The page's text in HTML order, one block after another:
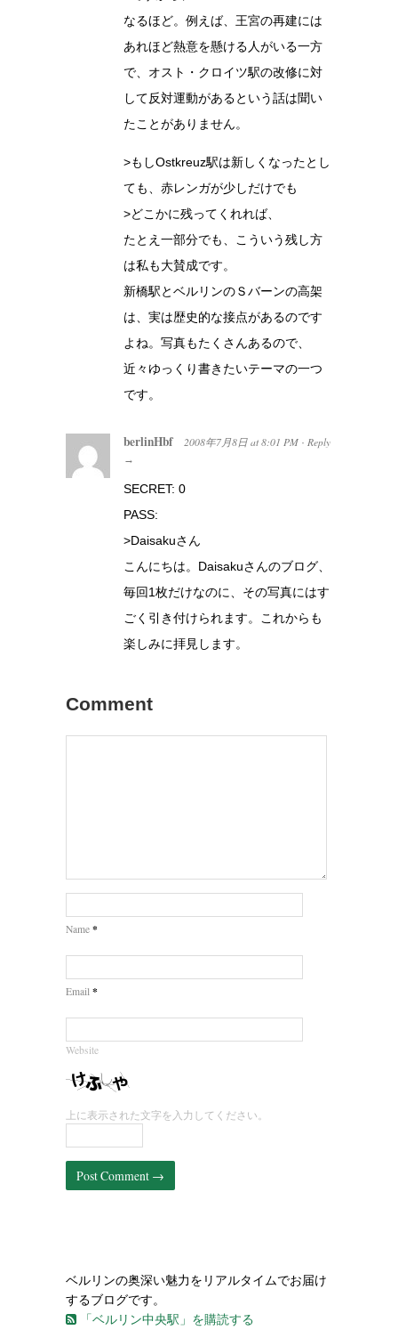
なるほど。例えば、王宮の再建には
あれほど熱意を懸ける人がいる一方
で、オスト・クロイツ駅の改修に対
して反対運動があるという話は聞い
たことがありません。
>もしOstkreuz駅は新しくなったとし
ても、赤レンガが少しだけでも
>どこかに残ってくれれば、
たとえ一部分でも、こういう残し方
は私も大賛成です。
新橋駅とベルリンのＳバーンの高架
は、実は歴史的な接点があるのです
よね。写真もたくさんあるので、
近々ゆっくり書きたいテーマの一つ
です。
berlinHbf 2008年7月8日 at 8:01 PM · Reply
→
SECRET: 0
PASS:
>Daisakuさん
こんにちは。Daisakuさんのブログ、
毎回1枚だけなのに、その写真にはす
ごく引き付けられます。これからも
楽しみに拝見します。
Comment
Name *
Email *
Website
上に表示された文字を入力してください。
ベルリンの奥深い魅力をリアルタイムでお届け
するブログです。
「ベルリン中央駅」を購読する